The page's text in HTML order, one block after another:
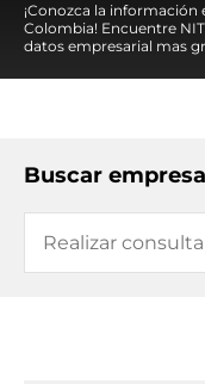
¡Conozca la
Colombia! Encuentre
datos empresarial mas
Buscar empresa